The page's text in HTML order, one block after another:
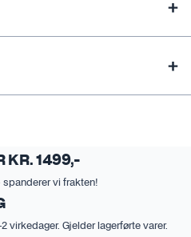
KR. 1499,-
spanderer vi frakten!
virkedager. Gjelder lagerførte varer.